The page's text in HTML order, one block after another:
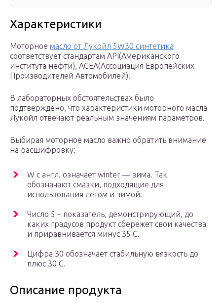
Характеристики
Моторное масло от Лукойл 5W30 синтетика
соответствует стандартам API(Американского
института нефти), ACEA(Ассоциация Европейских
Производителей Автомобилей).
В лабораторных обстоятельствах было
подтверждено, что характеристики моторного масла
Лукойл отвечают реальным значениям параметров.
Выбирая моторное масло важно обратить внимание
на расшифровку:
W с англ. означает winter — зима. Так
обозначают смазки, подходящие для
использования летом и зимой.
Число 5 – показатель, демонстрирующий, до
каких градусов продукт сбережет свои качества
и приравнивается минус 35 С.
Цифра 30 обозначает стабильную вязкость до
плюс 30 С.
Описание продукта